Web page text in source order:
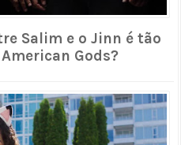
Salim e o Jinn é tão
Gods?